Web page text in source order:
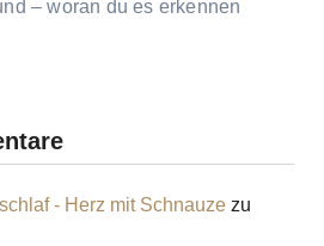
– woran du es erkennen
- Herz mit Schnauzezu